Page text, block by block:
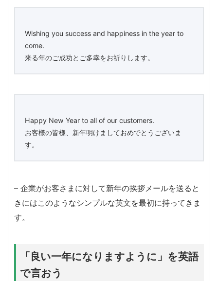
Wishing you success and happiness in the year to
come.
来る年のご成功とご多幸をお祈りします。
Happy New Year to all of our customers.
お客様の皆様、新年明けましておめでとうございま
す。
– 企業がお客さまに対して新年の挨拶メールを送ると
きにはこのようなシンプルな英文を最初に持ってきま
す。
「良い一年になりますように」を英語
で言おう